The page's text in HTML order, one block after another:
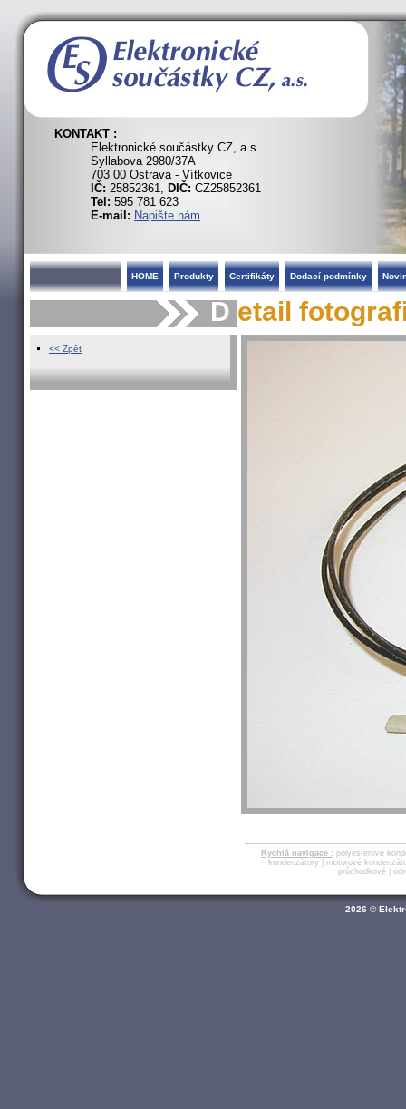
KONTAKT :
Elektronické součástky CZ, a.s.
Syllabova 2980/37A
703 00 Ostrava - Vítkovice
IČ: 25852361, DIČ: CZ25852361
Tel: 595 781 623
E-mail: Napište nám
HOME Produkty Certifikáty Dodací podmínky
D etail
<< Zpět
Rychlá navigace : polyesterové
kondenzátory
motorové
průchodkové|
2026 ©